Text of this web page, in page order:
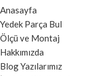
Anasayfa
Yedek Parça Bul
Ölçü ve Montaj
Hakkımızda
Blog Yazılarımız